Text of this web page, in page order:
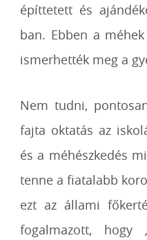
építtetett és
ban. Ebben a
ismerhették meg a
Nem tudni,
fajta oktatás az
és a méhészkedés
tenne a fiatalabb
ezt az állami
fogalmazott, hogy